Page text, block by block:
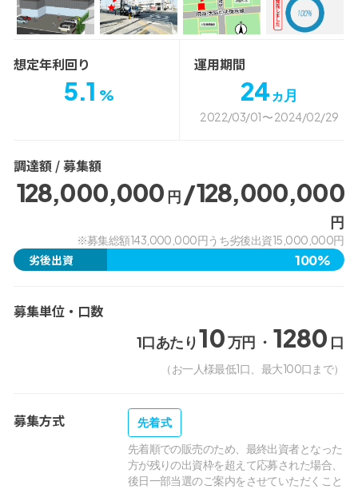
想定年利回り
5.1 %
運用期間
24ヵ月
2022/03/01 〜 2024/02/29
調達額 / 募集額
128,000,000 円 / 128,000,000
円
※募集総額143,000,000円うち劣後出資15,000,000円
劣後出資 100%
募集単位・口数
1口あたり10万円 ・ 1280 口
（お一人様最低1口、最大100口まで）
募集方式
先着式
先着順での販売のため、最終出資者となった
方が残りの出資枠を超えて応募された場合、
後日一部当選のご案内をさせていただくこと